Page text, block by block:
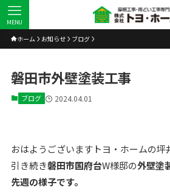
MENU
ホーム お知らせ ブログ
磐田市外壁塗装工事
ブログ 2024.04.01
おはようございますトヨ・ホームの坪
引き続き磐田市国府台W様邸の外壁塗
先週の様子です。